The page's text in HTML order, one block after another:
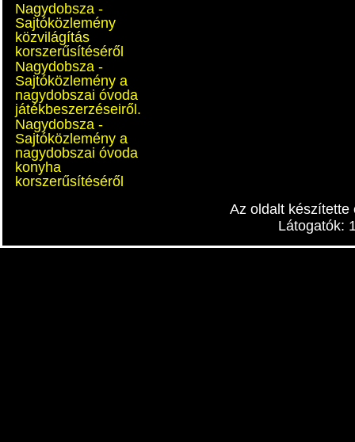
Nagydobsza -
Sajtóközlemény
közvilágítás
korszerűsítéséről
Nagydobsza -
Sajtóközlemény a
nagydobszai óvoda
játékbeszerzéseiről.
Nagydobsza -
Sajtóközlemény a
nagydobszai óvoda
konyha
korszerűsítéséről
Az oldalt
Látogatók: